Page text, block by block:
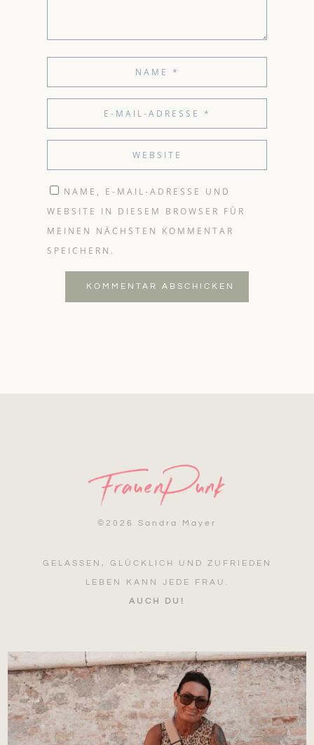
NAME, E-MAIL-ADRESSE UND
WEBSITE IN DIESEM BROWSER FÜR
MEINEN NÄCHSTEN KOMMENTAR
SPEICHERN.
KOMMENTAR ABSCHICKEN
© 2026 Sandra Mayer
GELASSEN, GLÜCKLICH UND ZUFRIEDEN
LEBEN KANN JEDE FRAU.
AUCH DU!